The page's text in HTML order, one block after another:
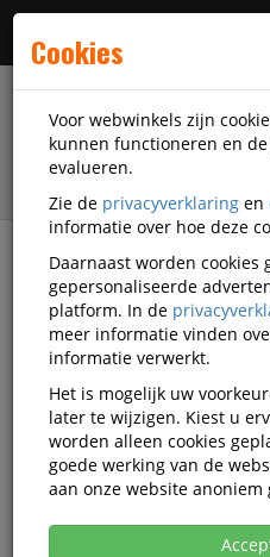
Kantoorartikelen
Riviera By Cep
Cookies
Voor webwinkels zijn
kunnen functioneren en
evalueren.
Zie de privacyverklaring en
informatie over hoe deze
Daarnaast worden cookies
gepersonaliseerde
platform. In de
meer informatie vinden
informatie verwerkt.
Het is mogelijk uw
later te wijzigen. Kiest u
worden alleen cookies
goede werking van de
aan onze website anoniem